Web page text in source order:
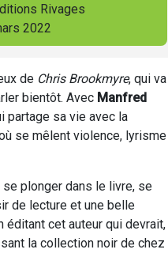
Rivages
2022
de Chris Brookmyre, qui va
bientôt. Avec Manfred
partage sa vie avec la
se mêlent violence, lyrisme
se plonger dans le livre, se
de lecture et une belle
éditant cet auteur qui devrait,
la collection noir de chez